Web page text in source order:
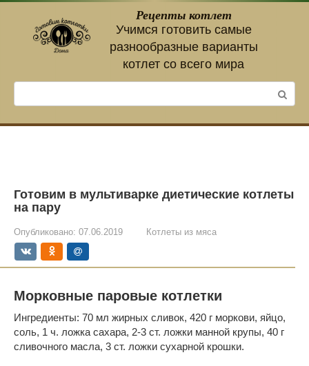
контенту
Рецепты котлет
Учимся готовить самые
разнообразные варианты
котлет со всего мира
Готовим в мультиварке диетические котлеты
на пару
Опубликовано: 07.06.2019 Котлеты из мяса
Морковные паровые котлетки
Ингредиенты: 70 мл жирных сливок, 420 г моркови, яйцо,
соль, 1 ч. ложка сахара, 2-3 ст. ложки манной крупы, 40 г
сливочного масла, 3 ст. ложки сухарной крошки.